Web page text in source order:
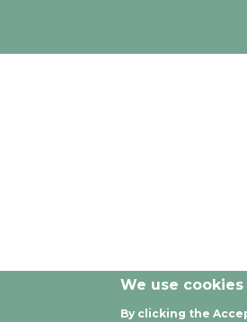
Las opiniones y
We use
By clicking the